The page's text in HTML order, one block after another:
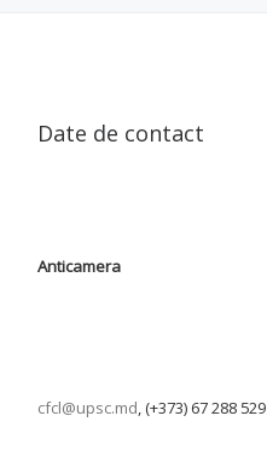
Date de contact
Anticamera
cfcl@upsc.md, (+373) 67 288 529